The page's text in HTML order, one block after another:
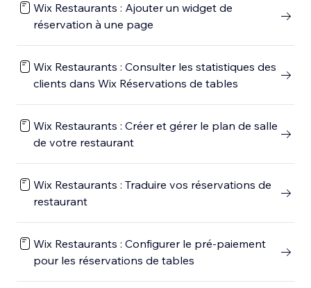
Wix Restaurants : Ajouter un widget de
réservation à une page
Wix Restaurants : Consulter les statistiques des
clients dans Wix Réservations de tables
Wix Restaurants : Créer et gérer le plan de salle
de votre restaurant
Wix Restaurants : Traduire vos réservations de
restaurant
Wix Restaurants : Configurer le pré-paiement
pour les réservations de tables